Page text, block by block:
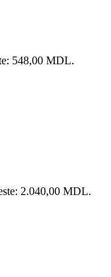
548,00 MDL.
2.040,00 MDL.